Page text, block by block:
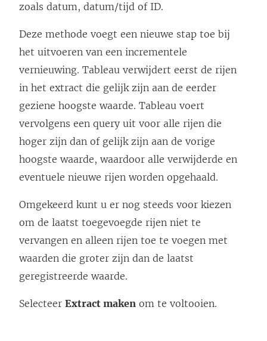
zoals datum, datum/tijd of ID.
Deze methode voegt een nieuwe stap toe bij
het uitvoeren van een incrementele
vernieuwing. Tableau verwijdert eerst de rijen
in het extract die gelijk zijn aan de eerder
geziene hoogste waarde. Tableau voert
vervolgens een query uit voor alle rijen die
hoger zijn dan of gelijk zijn aan de vorige
hoogste waarde, waardoor alle verwijderde en
eventuele nieuwe rijen worden opgehaald.
Omgekeerd kunt u er nog steeds voor kiezen
om de laatst toegevoegde rijen niet te
vervangen en alleen rijen toe te voegen met
waarden die groter zijn dan de laatst
geregistreerde waarde.
Selecteer Extract maken om te voltooien.